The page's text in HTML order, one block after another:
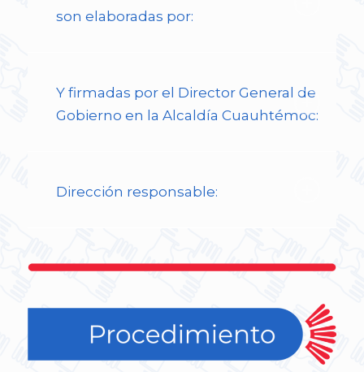
son elaboradas por:
Y firmadas por el Director General de
Gobierno en la Alcaldía Cuauhtémoc:
Dirección responsable: